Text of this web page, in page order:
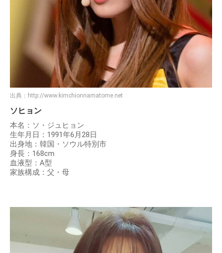
出典： http://www.kimchionnamatome.net
ソヒョン
本名：ソ・ジュヒョン
生年月日：1991年6月28日
出身地：韓国・ソウル特別市
身長：168cm
血液型：A型
家族構成：父・母